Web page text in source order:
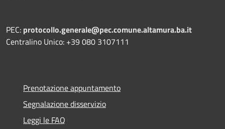
PEC: protocollo.generale@pec.comune.altamura.ba.it
Centralino Unico: +39 080 3107111
Prenotazione appuntamento
Segnalazione disservizio
Leggi le FAQ